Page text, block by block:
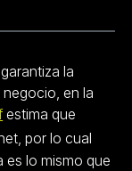
la
en la
estima que
por lo cual
es lo mismo que